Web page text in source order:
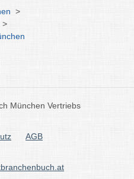
>
>
München Vertriebs
AGB